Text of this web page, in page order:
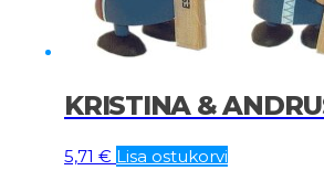
KRISTINA &
5,71 € Lisa ostukorvi